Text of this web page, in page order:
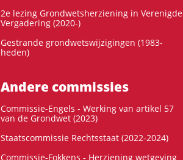
2e lezing Grondwetsherziening in Verenigde
Vergadering (2020-)
Gestrande grondwetswijzigingen (1983-
heden)
Andere commissies
Commissie-Engels - Werking van artikel 57
van de Grondwet (2023)
Staatscommissie Rechtsstaat (2022-2024)
Commissie-Fokkens - Herziening wetgeving